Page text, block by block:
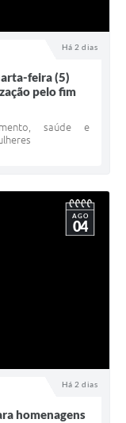
Há 2 dias
feira (5)
pelo fim
saúde e
Há 2 dias
AGO
04
homenagens